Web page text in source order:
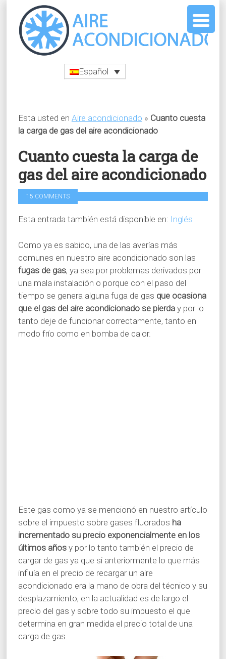
Español
Esta usted en Aire acondicionado » Cuanto cuesta
la carga de gas del aire acondicionado
Cuanto cuesta la carga de
gas del aire acondicionado
15 COMMENTS
Esta entrada también está disponible en: Inglés
Como ya es sabido, una de las averías más
comunes en nuestro aire acondicionado son las
fugas de gas, ya sea por problemas derivados por
una mala instalación o porque con el paso del
tiempo se genera alguna fuga de gas que ocasiona
que el gas del aire acondicionado se pierday por lo
tanto deje de funcionar correctamente, tanto en
modo frío como en bomba de calor.
Este gas como ya se mencionó en nuestro artículo
sobre el impuesto sobre gases fluorados ha
incrementado su precio exponencialmente en los
últimos añosy por lo tanto también el precio de
cargar de gas ya que si anteriormente lo que más
influía en el precio de recargar un aire
acondicionado era la mano de obra del técnico y su
desplazamiento, en la actualidad es de largo el
precio del gas y sobre todo su impuesto el que
determina en gran medida el precio total de una
carga de gas.